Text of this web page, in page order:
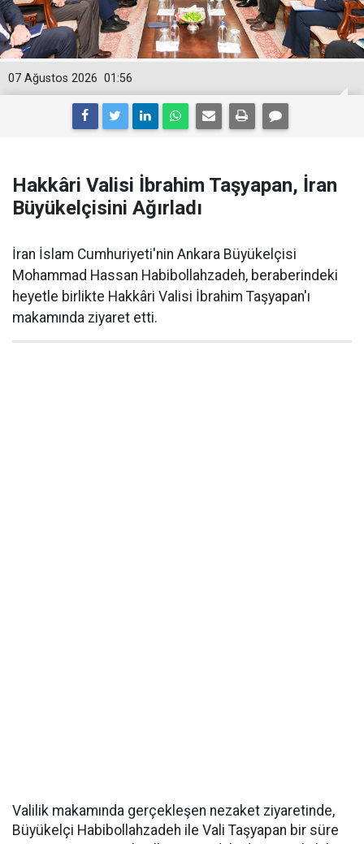
01:56
07 Ağustos 2026
Hakkâri Valisi İbrahim Taşyapan, İran
Büyükelçisini Ağırladı
İran İslam Cumhuriyeti'nin Ankara Büyükelçisi
Mohammad Hassan Habibollahzadeh, beraberindeki
heyetle birlikte Hakkâri Valisi İbrahim Taşyapan'ı
makamında ziyaret etti.
Valilik makamında gerçekleşen nezaket ziyaretinde,
Büyükelçi Habibollahzadeh ile Vali Taşyapan bir süre